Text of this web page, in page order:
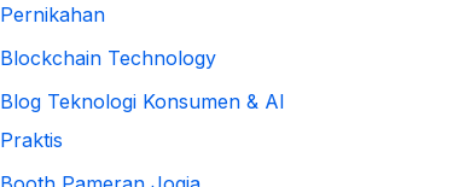
Pernikahan
Blockchain Technology
Blog Teknologi Konsumen & AI
Praktis